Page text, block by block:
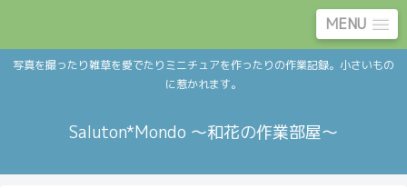
MENU
写真を撮ったり雑草を愛でたりミニチュアを作ったりの作業記録。小さいもの
に惹かれます。
Saluton*Mondo ～和花の作業部屋～